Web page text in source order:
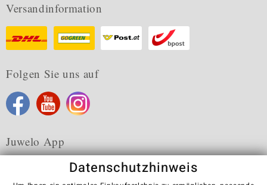
Versandinformation
Folgen Sie uns auf
Juwelo App
Datenschutzhinweis